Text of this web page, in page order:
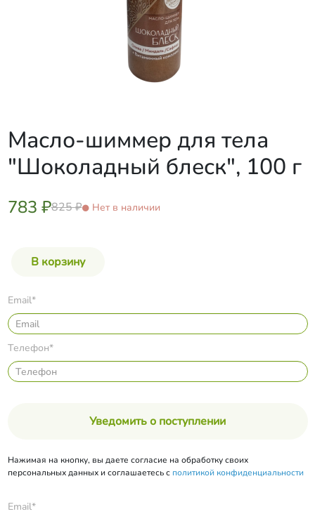
Масло-шиммер для тела
"Шоколадный блеск", 100 г
783 ₽825 ₽ Нет в наличии
Email*
Телефон*
Уведомить о поступлении
Нажимая на кнопку, вы даете согласие на обработку своих
персональных данных и соглашаетесь с политикой конфиденциальности
Email*